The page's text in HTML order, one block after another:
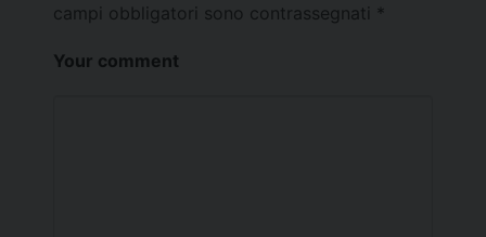
campi obbligatori sono contrassegnati *
Your comment